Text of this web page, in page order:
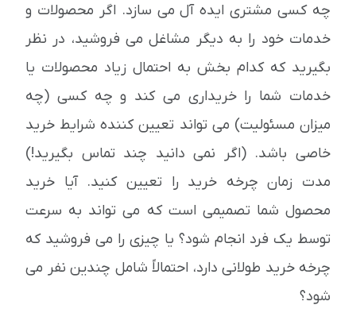
چه کسی مشتری ایده آل می سازد. اگر محصولات و
خدمات خود را به دیگر مشاغل می فروشید، در نظر
بگیرید که کدام بخش به احتمال زیاد محصولات یا
خدمات شما را خریداری می کند و چه کسی (چه
میزان مسئولیت) می تواند تعیین کننده شرایط خرید
خاصی باشد. (اگر نمی دانید چند تماس بگیرید!)
مدت زمان چرخه خرید را تعیین کنید. آیا خرید
محصول شما تصمیمی است که می تواند به سرعت
توسط یک فرد انجام شود؟ یا چیزی را می فروشید که
چرخه خرید طولانی دارد، احتمالاً شامل چندین نفر می
شود؟